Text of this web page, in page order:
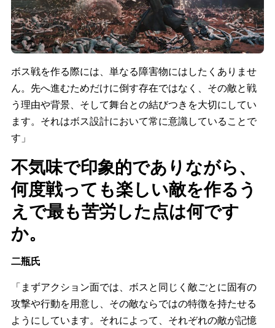
ボス戦を作る際には、単なる障害物にはしたくありませ
ん。先へ進むためだけに倒す存在ではなく、その敵と戦
う理由や背景、そして舞台との結びつきを大切にしてい
ます。それはボス設計において常に意識していることで
す」
不気味で印象的でありながら、
何度戦っても楽しい敵を作るう
えで最も苦労した点は何です
か。
二瓶氏
「まずアクション面では、ボスと同じく敵ごとに固有の
攻撃や行動を用意し、その敵ならではの特徴を持たせる
ようにしています。それによって、それぞれの敵が記憶